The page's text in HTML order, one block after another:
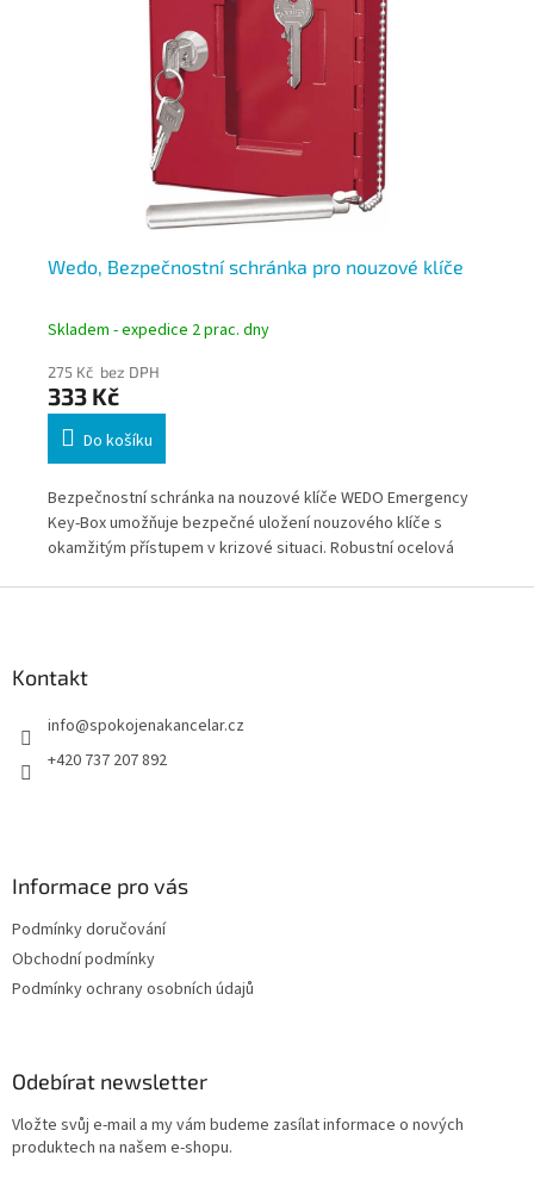
Wedo, Bezpečnostní schránka pro nouzové klíče
Skladem - expedice 2 prac. dny
275 Kč bez DPH
333 Kč
Do košíku
Bezpečnostní schránka na nouzové klíče WEDO Emergency
Key-Box umožňuje bezpečné uložení nouzového klíče s
okamžitým přístupem v krizové situaci. Robustní ocelová
Kontakt
info@spokojenakancelar.cz
+420 737 207 892
Informace pro vás
Podmínky doručování
Obchodní podmínky
Podmínky ochrany osobních údajů
Odebírat newsletter
Vložte svůj e-mail a my vám budeme zasílat informace o nových
produktech na našem e-shopu.